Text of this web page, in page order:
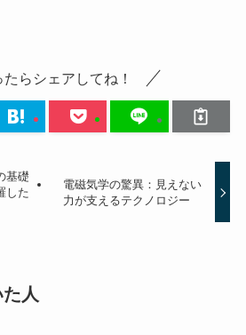
たらシェアしてね！
基礎
した
電磁気学の驚異：見えない
力が支えるテクノロジー
人